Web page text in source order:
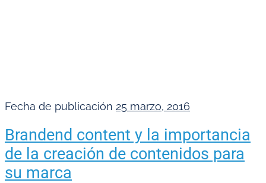
Fecha de publicación 25 marzo, 2016
Brandend content y la importancia
de la creación de contenidos para
su marca